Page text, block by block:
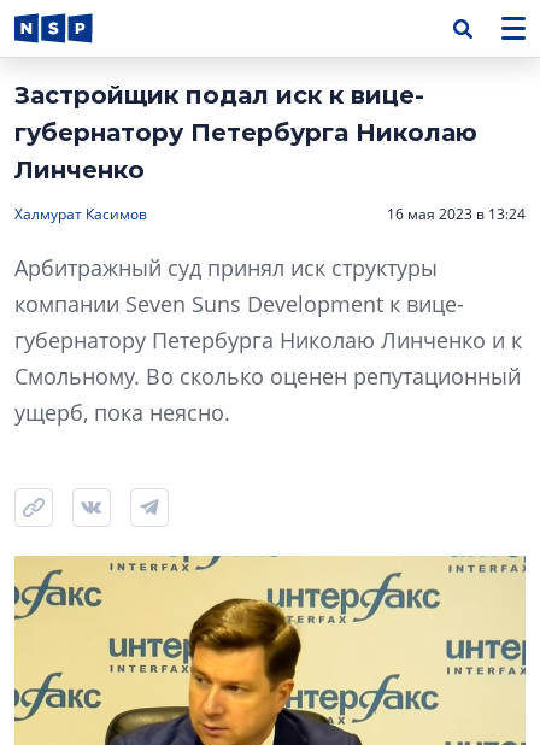
Застройщик подал иск к вице-
губернатору Петербурга Николаю
Линченко
Халмурат Касимов 16 мая 2023 в 13:24
Арбитражный суд принял иск структуры
компании Seven Suns Development к вице-
губернатору Петербурга Николаю Линченко и к
Смольному. Во сколько оценен репутационный
ущерб, пока неясно.